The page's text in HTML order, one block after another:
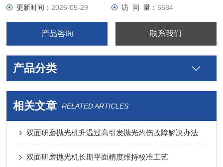
更新时间： 2026-05-29 访 问 量： 6684
产品咨询 联系我们
产品分类
相关文章 RELATED ARTICLES
双面研磨抛光机升温过高引发抛光灼伤故障解决办法
双面研磨抛光机长期平面精度维持校准工艺